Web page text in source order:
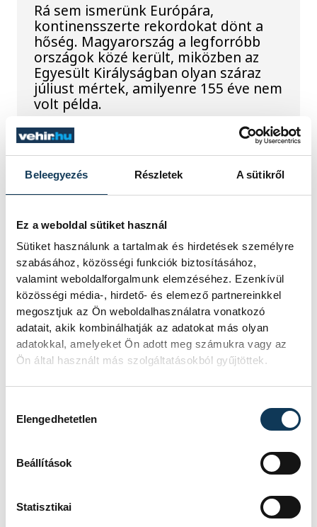
Beleegyezés Részletek A sütikről
Ez a weboldal sütiket használ
Sütiket használunk a tartalmak és hirdetések személyre
szabásához, közösségi funkciók biztosításához,
valamint weboldalforgalmunk elemzéséhez. Ezenkívül
közösségi média-, hirdető- és elemező partnereinkkel
megosztjuk az Ön weboldalhasználatra vonatkozó
adatait, akik kombinálhatják az adatokat más olyan
adatokkal, amelyeket Ön adott meg számukra vagy az
Ön által használt más szolgáltatásokból gyűjtöttek.
Elengedhetetlen
Beállítások
Statisztikai
Rá sem ismerünk Európára,
kontinensszerte rekordokat dönt a
hőség. Magyarország a legforróbb
országok közé került, miközben az
Egyesült Királyságban olyan száraz
júliust mértek, amilyenre 155 éve nem
volt példa.
A múltban és ma is rossz
hírt hoz a dunai Ínség-
szikla
Újra kilátszik a Dunából az aszály
hírnöke! Régen a felbukkanása egyet
jelentett az éhínséggel, ma pedig a
klímaváltozás okozta extrém
szárazságra hívja fel a figyelmet.
Elmeséljük a baljós kőtömb
történetét.
Magyar Péter:
energiaellátása stabil
Jelenleg stabil Magyarország
munkatársai azon dolgoznak, hogy az
utolsó még termelő turbina